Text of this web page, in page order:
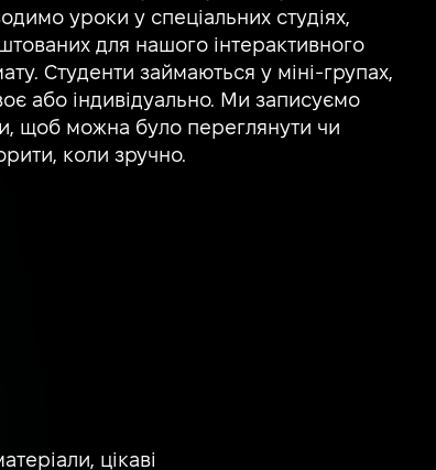
уроки у спеціальних студіях,
для нашого інтерактивного
Студенти займаються у міні-групах,
або індивідуально. Ми записуємо
щоб можна було переглянути чи
коли зручно.
цікаві